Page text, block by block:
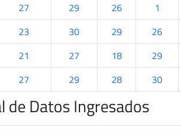
27 29 26 1
23 30 29 26
21 27 18 29
27 29 28 30
de Datos Ingresados